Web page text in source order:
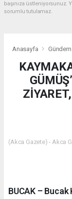
başınıza
sorumlu tutulamaz.
Anasayfa Gündem
(Akca Gazete) - Akca
BUCAK – Bucak